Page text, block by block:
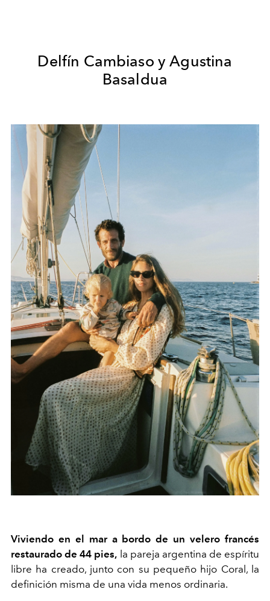
Delfín Cambiaso y Agustina
Basaldua
Viviendo en el mar a bordo de un velero francés
restaurado de 44 pies, la pareja argentina de espíritu
libre ha creado, junto con su pequeño hijo Coral, la
definición misma de una vida menos ordinaria.